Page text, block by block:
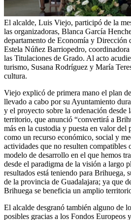
El alcalde, Luis Viejo, participó de la
las organizadoras, Blanca García
departamento de Economía y Dirección
Estela Núñez Barriopedro,
las Titulaciones de Grado. Al acto
turismo, Susana Rodríguez y María
cultura.
Viejo explicó de primera mano el plan
llevado a cabo por su Ayuntamiento
y el proyecto sobre la ordenación desde
territorio, que anunció “convertirá a
más en la custodia y puesta en valor del
como un recurso económico, social y
actividades que no resulten compatibles
modelo de desarrollo en el que hemos
desde el paradigma de la visión a largo
resultados está teniendo para Brihuega,
de la provincia de Guadalajara; ya que
Brihuega se beneficia un amplio
El alcalde desgranó también alguno de
posibles gracias a los Fondos Europeos